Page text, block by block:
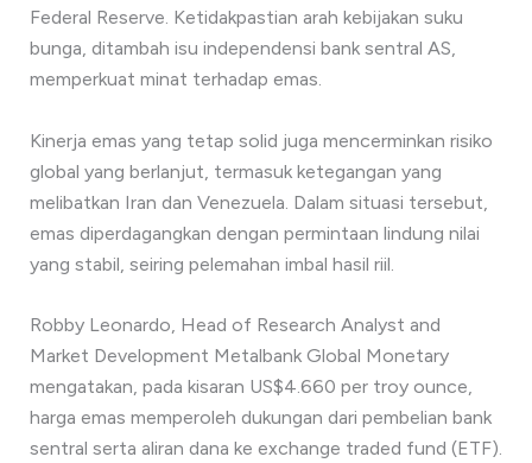
Federal Reserve. Ketidakpastian arah kebijakan suku
bunga, ditambah isu independensi bank sentral AS,
memperkuat minat terhadap emas.
Kinerja emas yang tetap solid juga mencerminkan risiko
global yang berlanjut, termasuk ketegangan yang
melibatkan Iran dan Venezuela. Dalam situasi tersebut,
emas diperdagangkan dengan permintaan lindung nilai
yang stabil, seiring pelemahan imbal hasil riil.
Robby Leonardo, Head of Research Analyst and
Market Development Metalbank Global Monetary
mengatakan, pada kisaran US$4.660 per troy ounce,
harga emas memperoleh dukungan dari pembelian bank
sentral serta aliran dana ke exchange traded fund (ETF).